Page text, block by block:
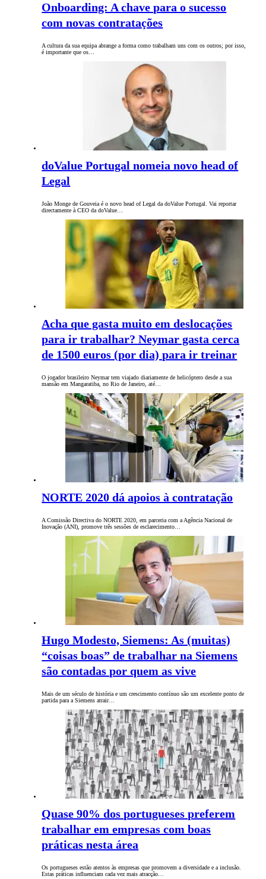
Onboarding: A chave para o sucesso
com novas contratações
A cultura da sua equipa abrange a forma como trabalham uns com os outros; por isso,
é importante que os…
doValue Portugal nomeia novo head of
Legal
João Monge de Gouveia é o novo head of Legal da doValue Portugal. Vai reportar
directamente à CEO da doValue…
Acha que gasta muito em deslocações
para ir trabalhar? Neymar gasta cerca
de 1500 euros (por dia) para ir treinar
O jogador brasileiro Neymar tem viajado diariamente de helicóptero desde a sua
mansão em Mangaratiba, no Rio de Janeiro, até…
NORTE 2020 dá apoios à contratação
A Comissão Directiva do NORTE 2020, em parceria com a Agência Nacional de
Inovação (ANI), promove três sessões de esclarecimento…
Hugo Modesto, Siemens: As (muitas)
“coisas boas” de trabalhar na Siemens
são contadas por quem as vive
Mais de um século de história e um crescimento contínuo são um excelente ponto de
partida para a Siemens atrair…
Quase 90% dos portugueses preferem
trabalhar em empresas com boas
práticas nesta área
Os portugueses estão atentos às empresas que promovem a diversidade e a inclusão.
Estas práticas influenciam cada vez mais atracção…